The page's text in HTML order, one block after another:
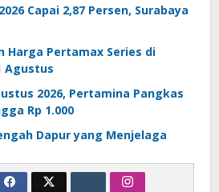
Capai 2,87 Persen, Surabaya
Harga Pertamax Series di
Agustus
2026, Pertamina Pangkas
Rp 1.000
Dapur yang Menjelaga